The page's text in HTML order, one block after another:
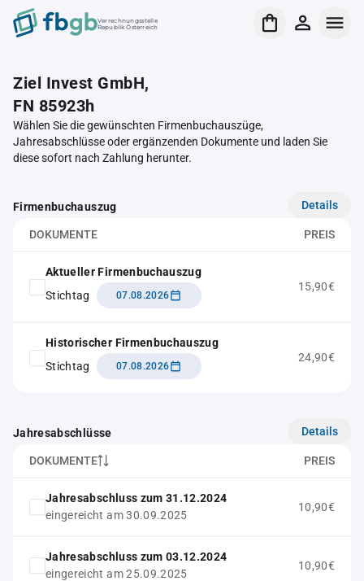
Verrechnungsstelle
Republik Österreich
Ziel Invest GmbH,
FN 85923h
Wählen Sie die gewünschten Firmenbuchauszüge,
Jahresabschlüsse oder ergänzenden Dokumente und laden Sie
diese sofort nach Zahlung herunter.
Firmenbuchauszug Details
DOKUMENTE PREIS
Aktueller Firmenbuchauszug
Stichtag
07.08.2026
15,90€
Historischer Firmenbuchauszug
Stichtag
07.08.2026
24,90€
Jahresabschlüsse Details
DOKUMENTE PREIS
Jahresabschluss zum 31.12.2024
eingereicht am 30.09.2025
10,90€
Jahresabschluss zum 03.12.2024
eingereicht am 25.09.2025
10,90€